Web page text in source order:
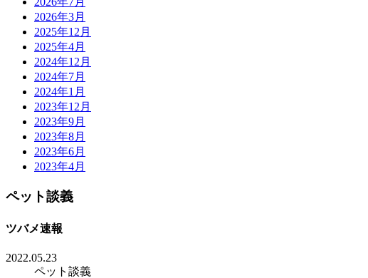
2026年3月
2025年12月
2025年4月
2024年12月
2024年7月
2024年1月
2023年12月
2023年9月
2023年8月
2023年6月
2023年4月
ペット談義
ツバメ速報
2022.05.23
ペット談義